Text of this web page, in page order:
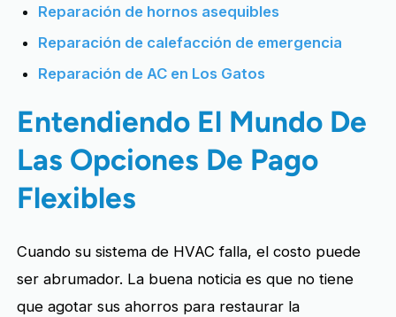
Reparación de hornos asequibles
Reparación de calefacción de emergencia
Reparación de AC en Los Gatos
Entendiendo El Mundo De
Las Opciones De Pago
Flexibles
Cuando su sistema de HVAC falla, el costo puede
ser abrumador. La buena noticia es que no tiene
que agotar sus ahorros para restaurar la